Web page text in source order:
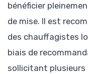
bénéficier
de mise. Il est
des chauffagistes
biais de
sollicitant plusieurs